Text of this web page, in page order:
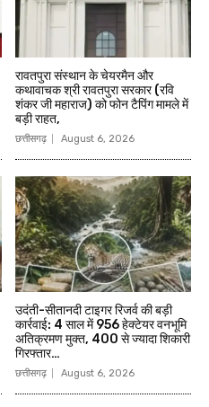
रावतपुरा संस्थान के चेयरमैन और
कथावाचक श्री रावतपुरा सरकार (रवि
शंकर जी महाराज) को फोन टैपिंग मामले में
बड़ी राहत,
छत्तीसगढ़ August 6, 2026
उदंती-सीतानदी टाइगर रिजर्व की बड़ी
कार्रवाई: 4 साल में 956 हेक्टेयर वनभूमि
अतिक्रमण मुक्त, 400 से ज्यादा शिकारी
गिरफ्तार…
छत्तीसगढ़ August 6, 2026